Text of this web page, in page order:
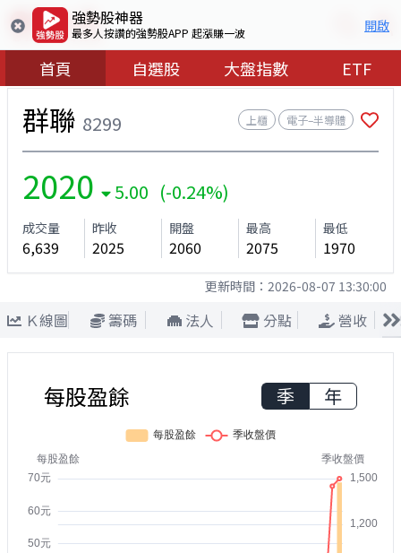
強勢股神器
最多人按讚的強勢股APP 起漲賺一波 開啟
首頁 自選股 大盤指數 ETF
群聯 8299 上櫃 電子–半導體
2020 5.00 (-0.24%)
成交量
6,639
昨收
2025
開盤
2060
最高
2075
最低
1970
更新時間： 2026-08-07 13:30:00
Ｋ線圖 籌碼 法人 分點 營收
每股盈餘 季 年